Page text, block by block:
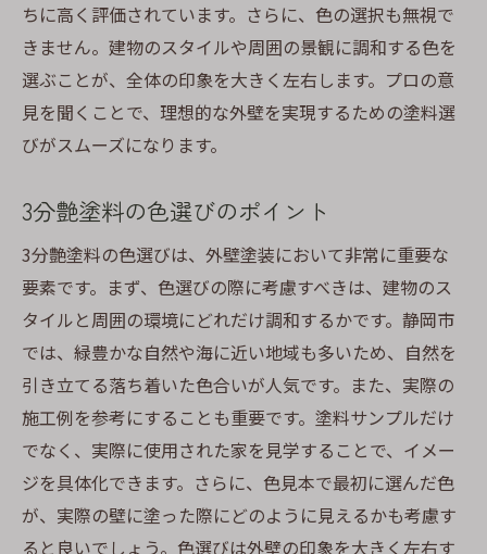
ちに高く評価されています。さらに、色の選択も無視で
きません。建物のスタイルや周囲の景観に調和する色を
選ぶことが、全体の印象を大きく左右します。プロの意
見を聞くことで、理想的な外壁を実現するための塗料選
びがスムーズになります。
3分艶塗料の色選びのポイント
3分艶塗料の色選びは、外壁塗装において非常に重要な
要素です。まず、色選びの際に考慮すべきは、建物のス
タイルと周囲の環境にどれだけ調和するかです。静岡市
では、緑豊かな自然や海に近い地域も多いため、自然を
引き立てる落ち着いた色合いが人気です。また、実際の
施工例を参考にすることも重要です。塗料サンプルだけ
でなく、実際に使用された家を見学することで、イメー
ジを具体化できます。さらに、色見本で最初に選んだ色
が、実際の壁に塗った際にどのように見えるかも考慮す
ると良いでしょう。色選びは外壁の印象を大きく左右す